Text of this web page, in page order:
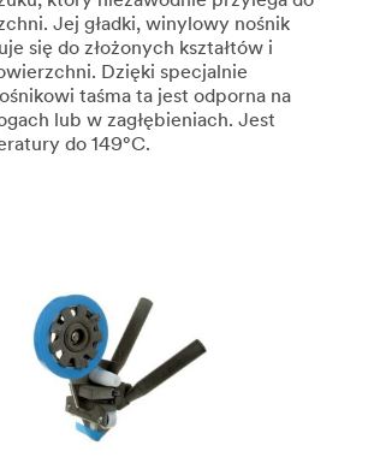
Jej gładki, winylowy nośnik
się do złożonych kształtów i
Dzięki specjalnie
taśma ta jest odporna na
lub w zagłębieniach. Jest
do 149°C.